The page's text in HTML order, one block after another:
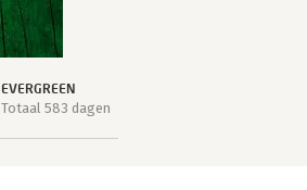
EVERGREEN
Totaal 583 dagen